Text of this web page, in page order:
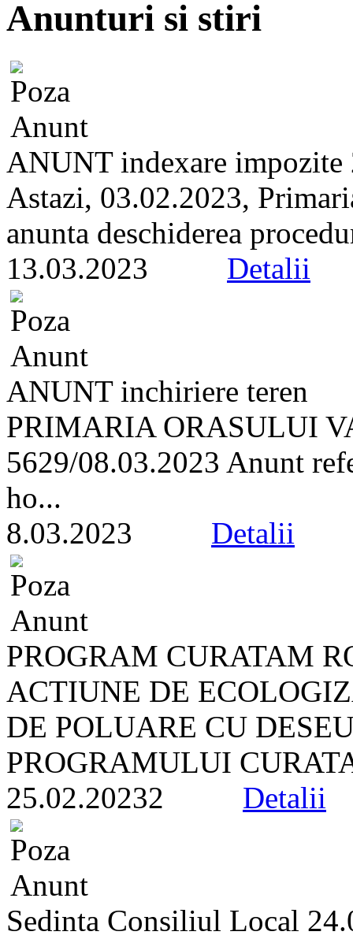
Anunturi si stiri
ANUNT indexare impozite
Astazi, 03.02.2023,
anunta deschiderea
13.03.2023 Detalii
ANUNT inchiriere teren
PRIMARIA ORASULUI
5629/08.03.2023 Anunt
ho...
8.03.2023 Detalii
PROGRAM CURATAM
ACTIUNE DE
DE POLUARE CU
PROGRAMULUI
25.02.20232 Detalii
Sedinta Consiliul Local